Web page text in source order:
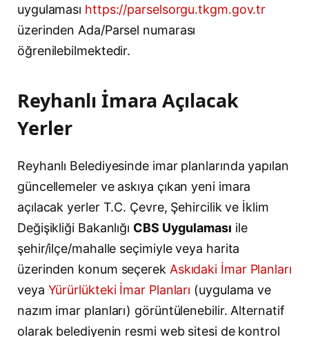
uygulaması https://parselsorgu.tkgm.gov.tr
üzerinden Ada/Parsel numarası
öğrenilebilmektedir.
Reyhanlı İmara Açılacak
Yerler
Reyhanlı Belediyesinde imar planlarında yapılan
güncellemeler ve askıya çıkan yeni imara
açılacak yerler T.C. Çevre, Şehircilik ve İklim
Değişikliği Bakanlığı CBS Uygulaması ile
şehir/ilçe/mahalle seçimiyle veya harita
üzerinden konum seçerek Askıdaki İmar Planları
veya Yürürlükteki İmar Planları (uygulama ve
nazım imar planları) görüntülenebilir. Alternatif
olarak belediyenin resmi web sitesi de kontrol